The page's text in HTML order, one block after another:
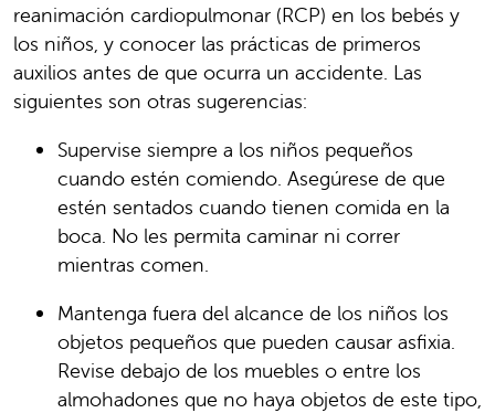
reanimación cardiopulmonar (RCP) en los bebés y
los niños, y conocer las prácticas de primeros
auxilios antes de que ocurra un accidente. Las
siguientes son otras sugerencias:
Supervise siempre a los niños pequeños
cuando estén comiendo. Asegúrese de que
estén sentados cuando tienen comida en la
boca. No les permita caminar ni correr
mientras comen.
Mantenga fuera del alcance de los niños los
objetos pequeños que pueden causar asfixia.
Revise debajo de los muebles o entre los
almohadones que no haya objetos de este tipo,